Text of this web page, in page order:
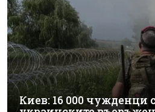
Киев: 16 000 чужденци